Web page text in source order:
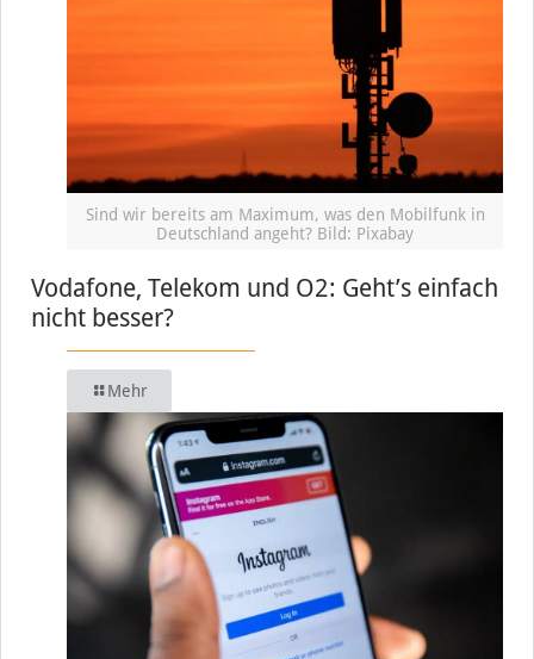
Sind wir bereits am Maximum, was den Mobilfunk in
Deutschland angeht? Bild: Pixabay
Vodafone, Telekom und O2: Geht’s einfach
nicht besser?
Mehr